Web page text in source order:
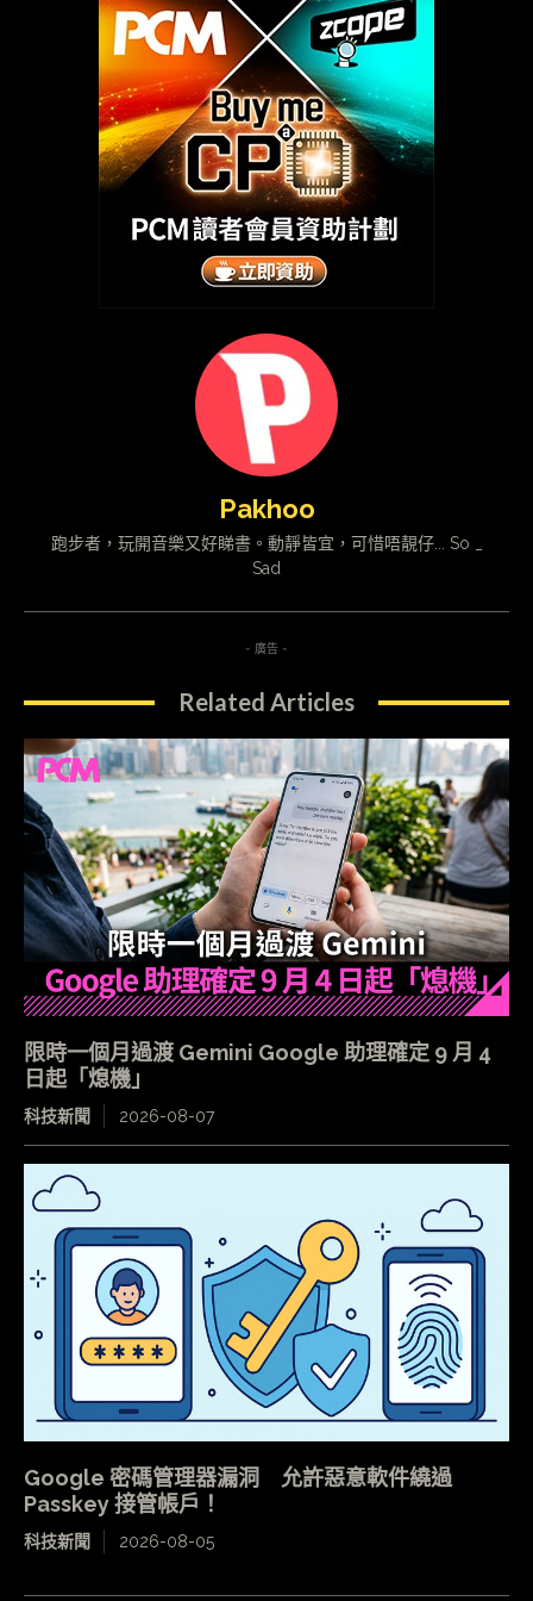
Pakhoo
跑步者，玩開音樂又好睇書。動靜皆宜，可惜唔靚仔... So _
Sad
- 廣告 -
Related Articles
限時一個月過渡 Gemini Google 助理確定 9 月 4
日起「熄機」
科技新聞 2026-08-07
Google 密碼管理器漏洞 允許惡意軟件繞過
Passkey 接管帳戶！
科技新聞 2026-08-05